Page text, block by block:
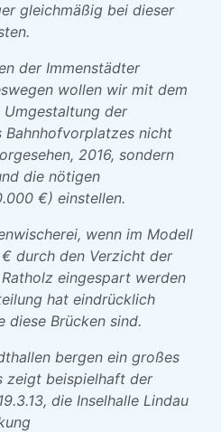
gleichmäßig bei dieser
der Immenstädter
wollen wir mit dem
Umgestaltung der
Bahnhofvorplatzes nicht
2016, sondern
die nötigen
€) einstellen.
wenn im Modell
durch den Verzicht der
eingespart werden
hat eindrücklich
diese Brücken sind.
bergen ein großes
zeigt beispielhaft der
die Inselhalle Lindau